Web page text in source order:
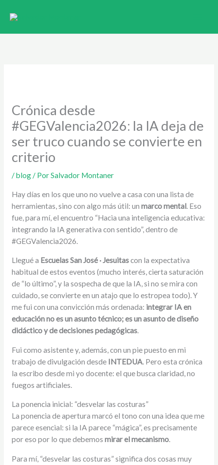
Crónica desde
#GEGValencia2026: la IA deja de
ser truco cuando se convierte en
criterio
/blog/ PorSalvador Montaner
Hay días en los que uno no vuelve a casa con una lista de
herramientas, sino con algo más útil: un marco mental. Eso
fue, para mí, el encuentro “Hacia una inteligencia educativa:
integrando la IA generativa con sentido”, dentro de
#GEGValencia2026.
Llegué a Escuelas San José · Jesuitascon la expectativa
habitual de estos eventos (mucho interés, cierta saturación
de “lo último”, y la sospecha de que la IA, si no se mira con
cuidado, se convierte en un atajo que lo estropea todo). Y
me fui con una convicción más ordenada: integrar IA en
educación no es un asunto técnico; es un asunto de diseño
didáctico y de decisiones pedagógicas.
Fui como asistente y, además, con un pie puesto en mi
trabajo de divulgación desde INTEDUA. Pero esta crónica
la escribo desde mi yo docente: el que busca claridad, no
fuegos artificiales.
La ponencia inicial: “desvelar las costuras”
La ponencia de apertura marcó el tono con una idea que me
parece esencial: si la IA parece “mágica”, es precisamente
por eso por lo que debemos mirar el mecanismo.
Para mí, “desvelar las costuras” significa dos cosas muy